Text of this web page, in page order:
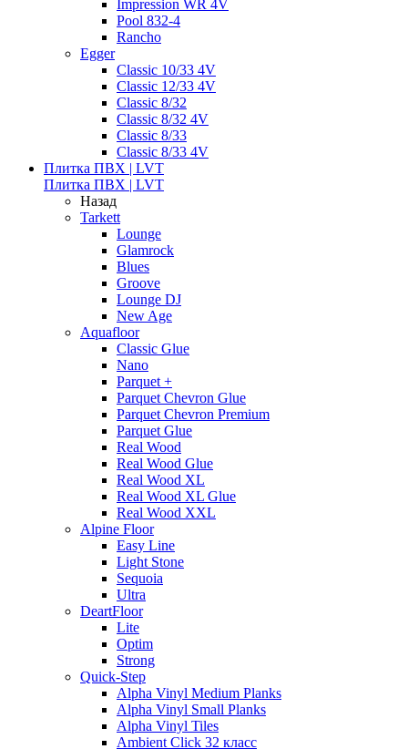
Impression WR 4V
Pool 832-4
Rancho
Egger
Classic 10/33 4V
Classic 12/33 4V
Classic 8/32
Classic 8/32 4V
Classic 8/33
Classic 8/33 4V
Плитка ПВХ | LVT
Плитка ПВХ | LVT
Назад
Tarkett
Lounge
Glamrock
Blues
Groove
Lounge DJ
New Age
Aquafloor
Classic Glue
Nano
Parquet +
Parquet Chevron Glue
Parquet Chevron Premium
Parquet Glue
Real Wood
Real Wood Glue
Real Wood XL
Real Wood XL Glue
Real Wood XXL
Alpine Floor
Easy Line
Light Stone
Sequoia
Ultra
DeartFloor
Lite
Optim
Strong
Quick-Step
Alpha Vinyl Medium Planks
Alpha Vinyl Small Planks
Alpha Vinyl Tiles
Ambient Click 32 класс